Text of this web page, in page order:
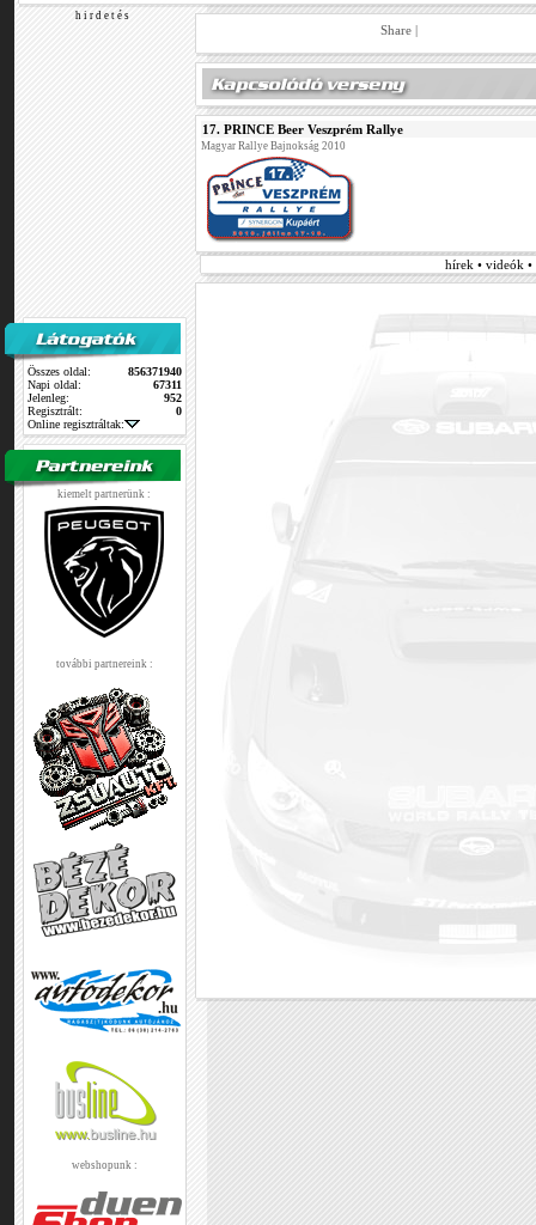
h i r d e t é s
Összes oldal:
856371940
Napi oldal:
67311
Jelenleg:
952
Regisztrált:
0
Online regisztráltak:
kiemelt partnerünk :
további partnereink :
webshopunk :
Share |
17. PRINCE Beer Veszprém Rallye
Magyar Rallye Bajnokság 2010
hírek • videók